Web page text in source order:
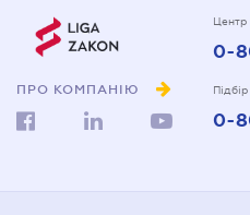
ПРО КОМПАНІЮ
Центр
0-
0-